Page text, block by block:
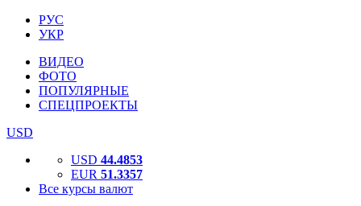
РУС
УКР
ВИДЕО
ФОТО
ПОПУЛЯРНЫЕ
СПЕЦПРОЕКТЫ
USD
USD 44.4853
EUR 51.3357
Все курсы валют